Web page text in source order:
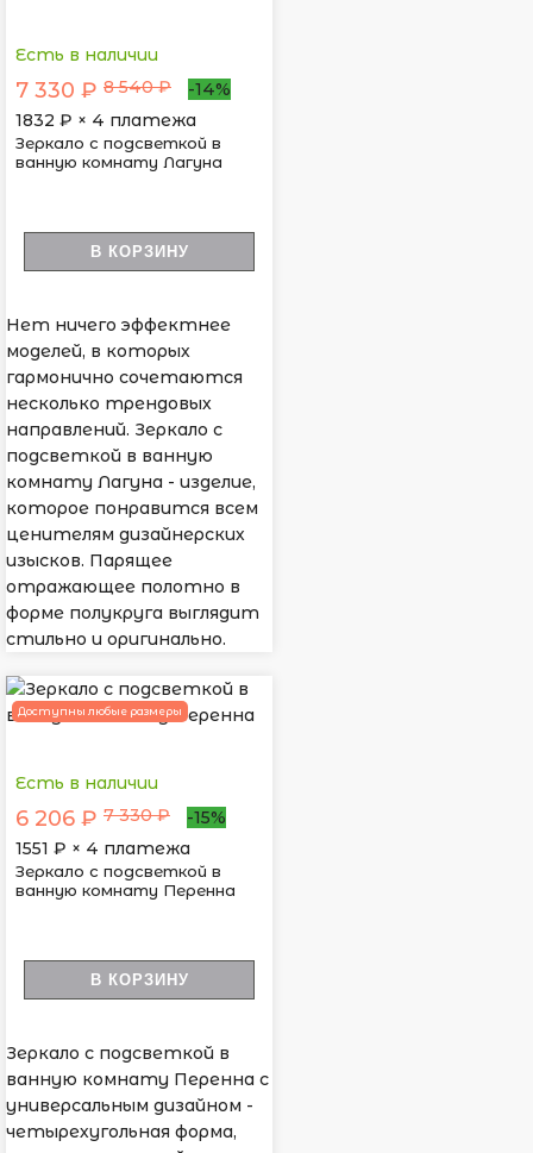
Есть в наличии
7 330 ₽ 8 540 ₽
-14%
1832 ₽ × 4 платежа
Зеркало с подсветкой в
ванную комнату Лагуна
В КОРЗИНУ
Нет ничего эффектнее
моделей, в которых
гармонично сочетаются
несколько трендовых
направлений. Зеркало с
подсветкой в ванную
комнату Лагуна - изделие,
которое понравится всем
ценителям дизайнерских
изысков. Парящее
отражающее полотно в
форме полукруга выглядит
стильно и оригинально.
Доступны любые размеры
Есть в наличии
6 206 ₽ 7 330 ₽
-15%
1551 ₽ × 4 платежа
Зеркало с подсветкой в
ванную комнату Перенна
В КОРЗИНУ
Зеркало с подсветкой в
ванную комнату Перенна с
универсальным дизайном -
четырехугольная форма,